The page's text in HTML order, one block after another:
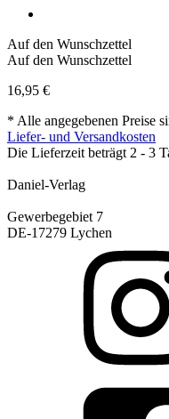
Auf den Wunschzettel
Auf den Wunschzettel
16,95 €
* Alle angegebenen Preise
Liefer- und Versandkosten
Die Lieferzeit beträgt 2 - 3
Daniel-Verlag
Gewerbegebiet 7
DE-17279 Lychen